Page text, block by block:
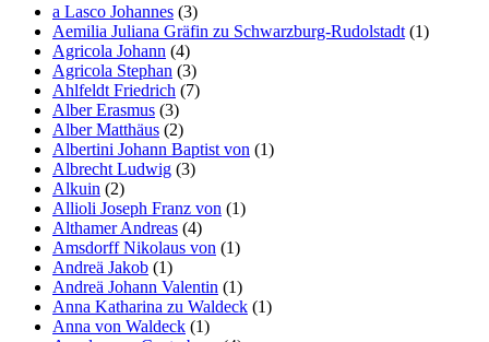
a Lasco Johannes (3)
Aemilia Juliana Gräfin zu Schwarzburg-Rudolstadt (1)
Agricola Johann (4)
Agricola Stephan (3)
Ahlfeldt Friedrich (7)
Alber Erasmus (3)
Alber Matthäus (2)
Albertini Johann Baptist von (1)
Albrecht Ludwig (3)
Alkuin (2)
Allioli Joseph Franz von (1)
Althamer Andreas (4)
Amsdorff Nikolaus von (1)
Andreä Jakob (1)
Andreä Johann Valentin (1)
Anna Katharina zu Waldeck (1)
Anna von Waldeck (1)